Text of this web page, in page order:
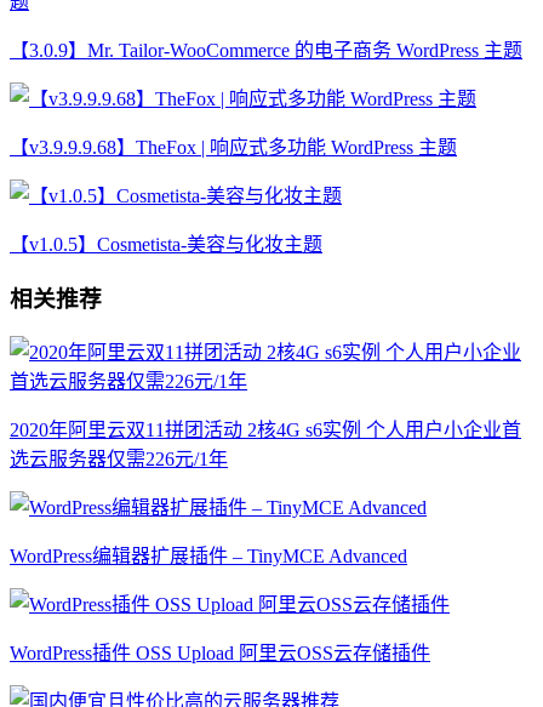
【3.0.9】Mr. Tailor-WooCommerce 的电子商务 WordPress 主题
【v3.9.9.9.68】TheFox | 响应式多功能 WordPress 主题
【v1.0.5】Cosmetista-美容与化妆主题
相关推荐
2020年阿里云双11拼团活动 2核4G s6实例 个人用户小企业首
选云服务器仅需226元/1年
WordPress编辑器扩展插件 – TinyMCE Advanced
WordPress插件 OSS Upload 阿里云OSS云存储插件